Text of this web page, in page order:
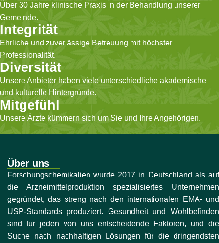
Über 30 Jahre klinische Praxis in der Behandlung unserer
Gemeinde.
Integrität
Ehrliche und zuverlässige Betreuung mit höchster
Professionalität.
Diversität
Unsere Anbieter haben viele unterschiedliche akademische
und kulturelle Hintergründe.
Mitgefühl
Unsere Ärzte kümmern sich um Sie und Ihre Angehörigen.
Über uns
Forschungschemikalien wurde 2017 in Deutschland als auf
die Arzneimittelproduktion spezialisiertes Unternehmen
gegründet, das streng nach den internationalen EMA- und
USP-Standards produziert. Gesundheit und Wohlbefinden
sind für jeden von uns entscheidende Faktoren, und die
Suche nach nachhaltigen Lösungen für die dringendsten